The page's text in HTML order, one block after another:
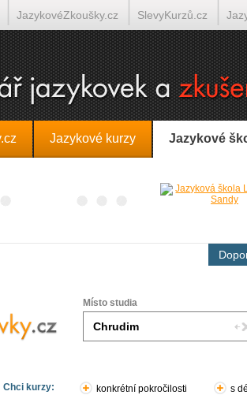
Jazykové kurzy Jazykové
Místo studia
Chci kurzy: konkrétní pokročilosti s
JazykovéZkoušky.cz SlevyKurzů.cz
line Italština on-line Tlumočení-